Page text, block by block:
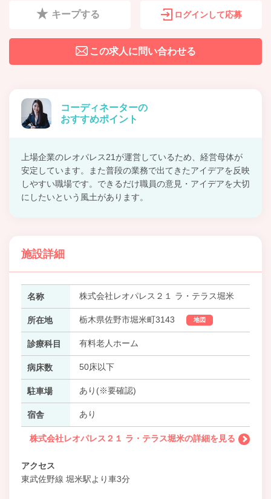
キープする ログインして応募
この求人に問い合わせる
コーディネーターの
おすすめポイント
上場企業のレオパレス21が運営しているため、経営母体が
安定しています。また普段の業務で出てきたアイデアを反映
しやすい職場です。できるだけ職員の意見・アイデアを大切
にしたいという風土があります。
施設詳細
名称 株式会社レオパレス２１ ラ・テラス堀米
所在地 栃木県佐野市堀米町3143 地図
診療科目 有料老人ホーム
病床数 50床以下
駐車場 あり(※要確認)
宿舎 あり
株式会社レオパレス２１ ラ・テラス堀米の詳細を見る
アクセス
東武佐野線 堀米駅より車3分